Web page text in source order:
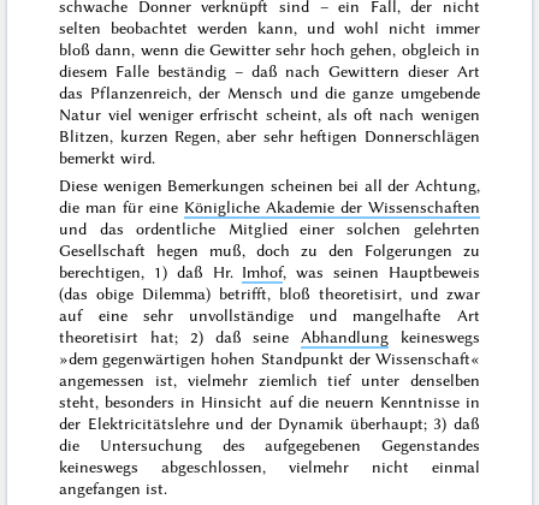
schwache Donner verknüpft sind – ein Fall, der nicht
selten beobachtet werden kann, und wohl nicht immer
bloß dann, wenn die Gewitter sehr hoch gehen, obgleich in
diesem Falle beständig – daß nach Gewittern dieser Art
das Pflanzenreich, der Mensch und die ganze umgebende
Natur viel weniger erfrischt scheint, als oft nach wenigen
Blitzen, kurzen Regen, aber sehr heftigen Donnerschlägen
bemerkt wird.
Diese wenigen Bemerkungen scheinen bei all der Achtung,
die man für eine Königliche Akademie der Wissenschaften
und das ordentliche Mitglied einer solchen gelehrten
Gesellschaft hegen muß, doch zu den Folgerungen zu
berechtigen, 1) daß Hr. Imhof, was seinen Hauptbeweis
(das obige Dilemma) betrifft, bloß theoretisirt, und zwar
auf eine sehr unvollständige und mangelhafte Art
theoretisirt hat; 2) daß seine Abhandlung keineswegs
»dem gegenwärtigen hohen Standpunkt der Wissenschaft«
angemessen ist, vielmehr ziemlich tief unter denselben
steht, besonders in Hinsicht auf die neuern Kenntnisse in
der Elektricitätslehre und der Dynamik überhaupt; 3) daß
die Untersuchung des aufgegebenen Gegenstandes
keineswegs abgeschlossen, vielmehr nicht einmal
angefangen ist.